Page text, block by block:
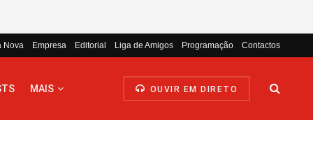
Nova Empresa Editorial Liga de Amigos Programação Contactos
MAIS OUVIR EM DIRETO